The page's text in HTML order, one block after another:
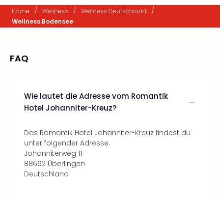
Home / Wellness / Wellness Deutschland /
Wellness Bodensee
FAQ
Wie lautet die Adresse vom Romantik
Hotel Johanniter-Kreuz?
Das Romantik Hotel Johanniter-Kreuz findest du
unter folgender Adresse:
Johanniterweg 11
88662 Überlingen
Deutschland